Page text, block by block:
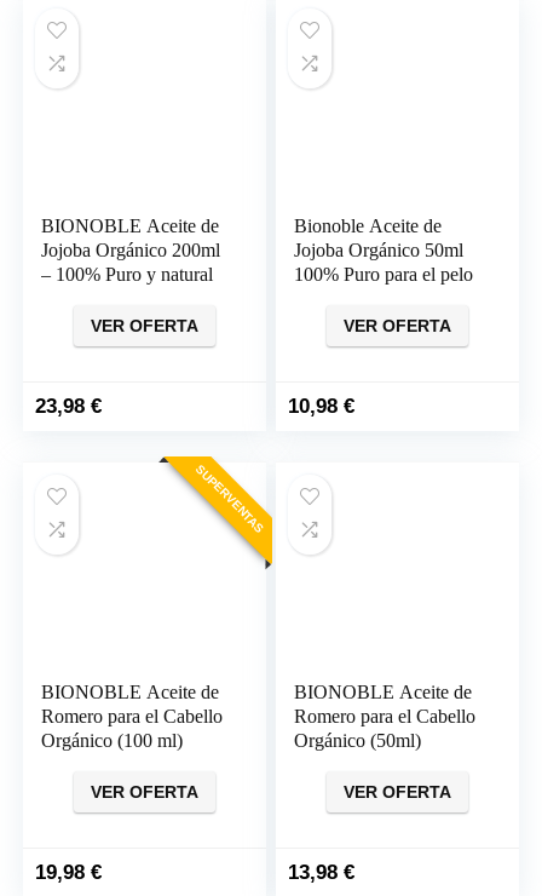
BIONOBLE Aceite de
Jojoba Orgánico 200ml
– 100% Puro y natural
VER OFERTA
23,98€
Bionoble Aceite de
Jojoba Orgánico 50ml
100% Puro para el pelo
VER OFERTA
10,98€
SUPERVENTAS
BIONOBLE Aceite de
Romero para el Cabello
Orgánico (100 ml)
VER OFERTA
19,98€
BIONOBLE Aceite de
Romero para el Cabello
Orgánico (50ml)
VER OFERTA
13,98€